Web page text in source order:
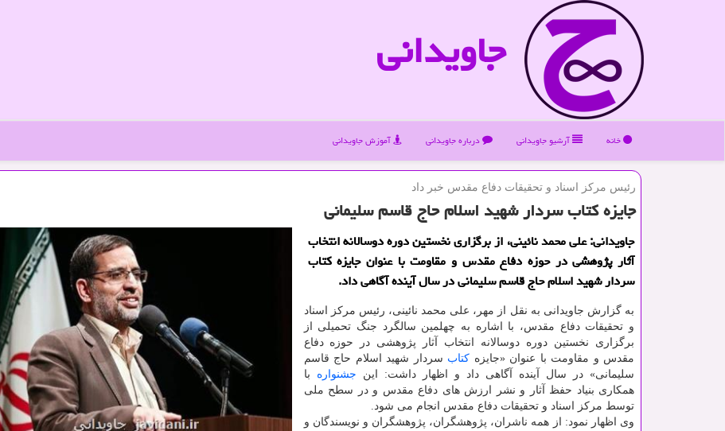
جاویدانی
خانه آرشیو جاویدانی درباره جاویدانی آموزش جاویدانی
رئیس مركز اسناد و تحقیقات دفاع مقدس خبر داد
جایزه كتاب سردار شهید اسلام حاج قاسم سلیمانی
جاویدانی: علی محمد نائینی، از برگزاری نخستین دوره دوسالانه انتخاب
آثار پژوهشی در حوزه دفاع مقدس و مقاومت با عنوان جایزه كتاب
سردار شهید اسلام حاج قاسم سلیمانی در سال آینده آگاهی داد.
به گزارش جاویدانی به نقل از مهر، علی محمد نائینی، رئیس مركز اسناد
و تحقیقات دفاع مقدس، با اشاره به چهلمین سالگرد جنگ تحمیلی از
برگزاری نخستین دوره دوسالانه انتخاب آثار پژوهشی در حوزه دفاع
مقدس و مقاومت با عنوان «جایزه كتاب سردار شهید اسلام حاج قاسم
سلیمانی» در سال آینده آگاهی داد و اظهار داشت: این جشنواره با
همكاری بنیاد حفظ آثار و نشر ارزش های دفاع مقدس و در سطح ملی
توسط مركز اسناد و تحقیقات دفاع مقدس انجام می شود.
وی اظهار نمود: از همه ناشران، پژوهشگران، پژوهشگران و نویسندگان و